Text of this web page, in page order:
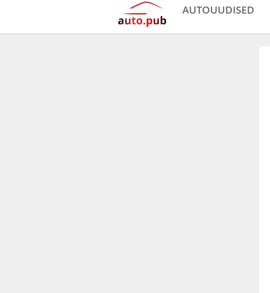
AUTOUUDISED